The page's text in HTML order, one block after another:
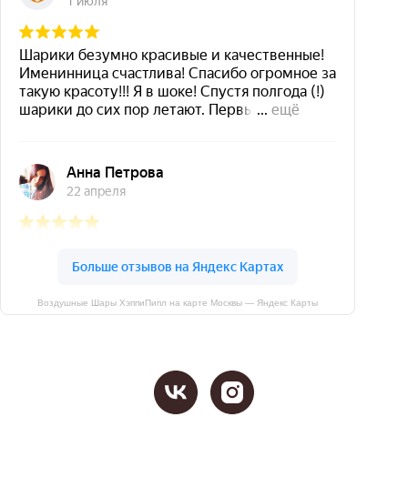
Воздушные Шары ХэппиПипл на карте Москвы — Яндекс Карты